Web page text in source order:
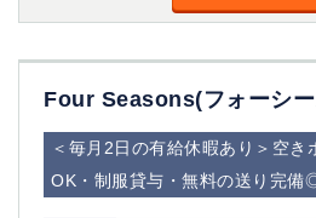
Four Seasons(フォーシ
＜毎月2日の有給休暇あり＞空き
OK・制服貸与・無料の送り完備